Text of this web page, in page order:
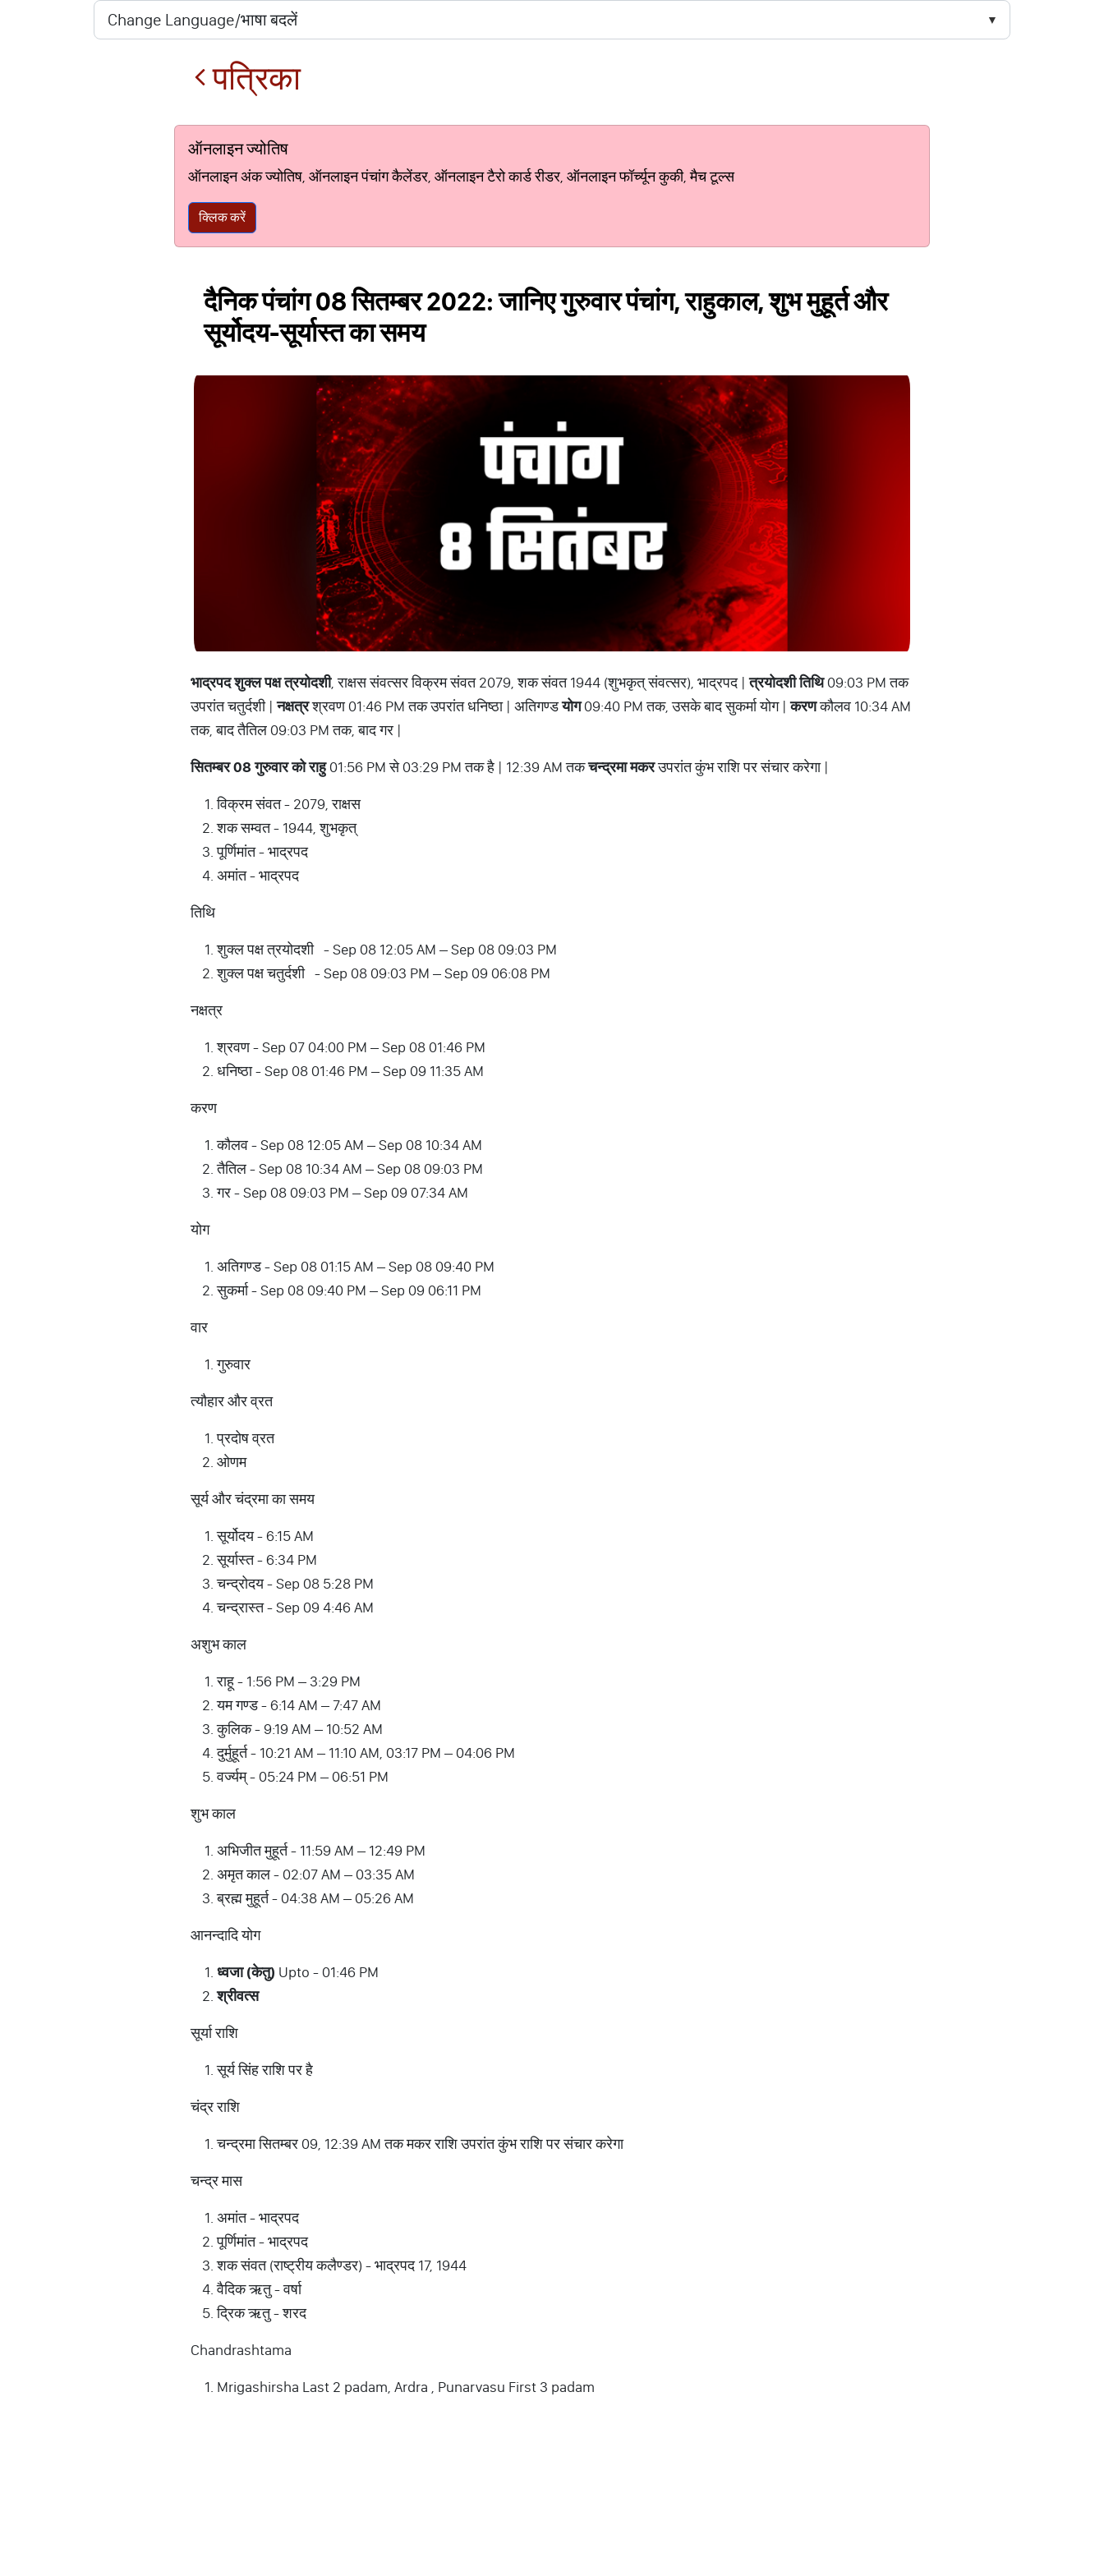
पत्रिका
ऑनलाइन ज्योतिष
ऑनलाइन अंक ज्योतिष, ऑनलाइन पंचांग कैलेंडर, ऑनलाइन टैरो कार्ड रीडर, ऑनलाइन फॉर्च्यून कुकी, मैच टूल्स
क्लिक करें
दैनिक पंचांग 08 सितम्बर 2022: जानिए गुरुवार पंचांग, राहुकाल, शुभ मुहूर्त और
सूर्योदय-सूर्यास्त का समय
भाद्रपद शुक्ल पक्ष त्रयोदशी, राक्षस संवत्सर विक्रम संवत 2079, शक संवत 1944 (शुभकृत् संवत्सर), भाद्रपद |त्रयोदशी तिथि09:03 PM तक
उपरांत चतुर्दशी |नक्षत्रश्रवण 01:46 PM तक उपरांत धनिष्ठा | अतिगण्डयोग09:40 PM तक, उसके बाद सुकर्मा योग |करणकौलव 10:34 AM
तक, बाद तैतिल 09:03 PM तक, बाद गर |
सितम्बर 08 गुरुवार को राहु01:56 PM से 03:29 PM तक है | 12:39 AM तकचन्द्रमा मकरउपरांत कुंभ राशि पर संचार करेगा |
विक्रम संवत - 2079, राक्षस
शक सम्वत - 1944, शुभकृत्
पूर्णिमांत - भाद्रपद
अमांत - भाद्रपद
तिथि
शुक्ल पक्ष त्रयोदशी - Sep 08 12:05 AM – Sep 08 09:03 PM
शुक्ल पक्ष चतुर्दशी - Sep 08 09:03 PM – Sep 09 06:08 PM
नक्षत्र
श्रवण - Sep 07 04:00 PM – Sep 08 01:46 PM
धनिष्ठा - Sep 08 01:46 PM – Sep 09 11:35 AM
करण
कौलव - Sep 08 12:05 AM – Sep 08 10:34 AM
तैतिल - Sep 08 10:34 AM – Sep 08 09:03 PM
गर - Sep 08 09:03 PM – Sep 09 07:34 AM
योग
अतिगण्ड - Sep 08 01:15 AM – Sep 08 09:40 PM
सुकर्मा - Sep 08 09:40 PM – Sep 09 06:11 PM
वार
गुरुवार
त्यौहार और व्रत
प्रदोष व्रत
ओणम
सूर्य और चंद्रमा का समय
सूर्योदय - 6:15 AM
सूर्यास्त - 6:34 PM
चन्द्रोदय - Sep 08 5:28 PM
चन्द्रास्त - Sep 09 4:46 AM
अशुभ काल
राहू - 1:56 PM – 3:29 PM
यम गण्ड - 6:14 AM – 7:47 AM
कुलिक - 9:19 AM – 10:52 AM
दुर्मुहूर्त - 10:21 AM – 11:10 AM, 03:17 PM – 04:06 PM
वर्ज्यम् - 05:24 PM – 06:51 PM
शुभ काल
अभिजीत मुहूर्त - 11:59 AM – 12:49 PM
अमृत काल - 02:07 AM – 03:35 AM
ब्रह्म मुहूर्त - 04:38 AM – 05:26 AM
आनन्दादि योग
ध्वजा (केतु) Upto - 01:46 PM
श्रीवत्स
सूर्या राशि
सूर्य सिंह राशि पर है
चंद्र राशि
चन्द्रमा सितम्बर 09, 12:39 AM तक मकर राशि उपरांत कुंभ राशि पर संचार करेगा
चन्द्र मास
अमांत - भाद्रपद
पूर्णिमांत - भाद्रपद
शक संवत (राष्ट्रीय कलैण्डर) - भाद्रपद 17, 1944
वैदिक ऋतु - वर्षा
द्रिक ऋतु - शरद
Chandrashtama
Mrigashirsha Last 2 padam, Ardra , Punarvasu First 3 padam